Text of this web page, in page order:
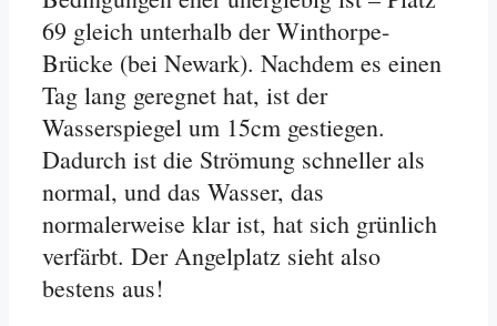
69 gleich unterhalb der Winthorpe-
Brücke (bei Newark). Nachdem es einen
Tag lang geregnet hat, ist der
Wasserspiegel um 15cm gestiegen.
Dadurch ist die Strömung schneller als
normal, und das Wasser, das
normalerweise klar ist, hat sich grünlich
verfärbt. Der Angelplatz sieht also
bestens aus!